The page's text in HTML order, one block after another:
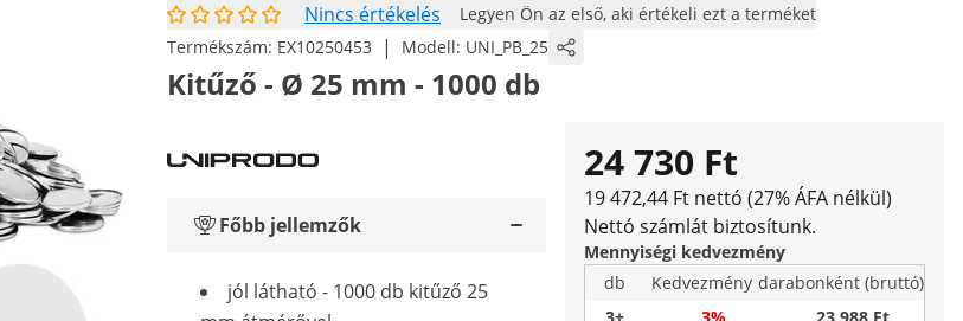
Nincs értékelés
Legyen Ön az első, aki értékeli ezt a terméket
Termékszám: EX10250453 | Modell: UNI_PB_25
Kitűző - Ø 25 mm - 1000 db
24 730 Ft
19 472,44 Ft nettó (27% ÁFA nélkül)
Nettó számlát biztosítunk.
Mennyiségi kedvezmény
db
Kedvezmény darabonként (bruttó)
Főbb jellemzők
jól látható - 1000 db kitűző 25